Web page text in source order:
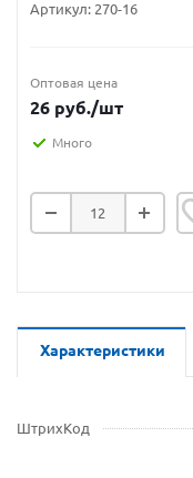
Артикул: 270-16
Оптовая цена
26 руб./шт
Много
Характеристики
ШтрихКод